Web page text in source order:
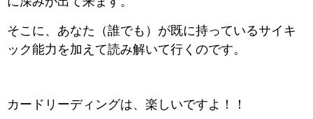
そこに、あなた（誰でも）が既に持っているサイキ
ック能力を加えて読み解いて行くのです。
カードリーディングは、楽しいですよ！！